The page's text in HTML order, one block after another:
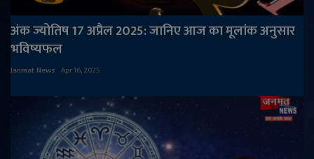
अंक ज्योतिष 17 अप्रैल 2025: जानिए आज का मूलांक अनुसार
भविष्यफल
Janmat News Apr 16, 2025